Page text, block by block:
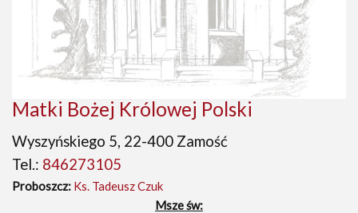
Matki Bożej Królowej Polski
Wyszyńskiego 5, 22-400 Zamość
Tel.: 846273105
Proboszcz: Ks. Tadeusz Czuk
Msze św: